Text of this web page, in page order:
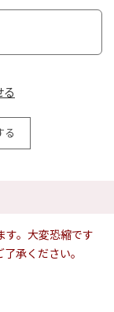
る
。大変恐縮です
承ください。